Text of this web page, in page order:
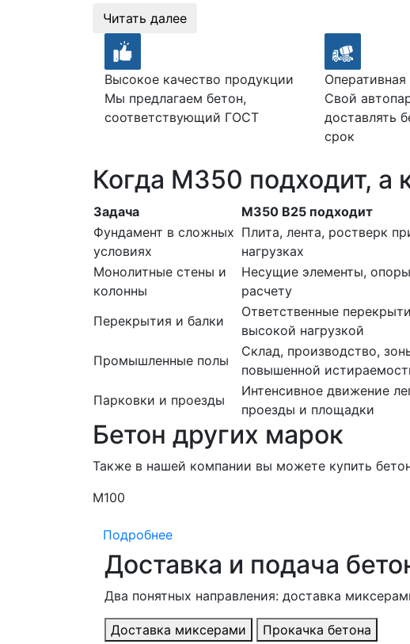
Читать далее
Высокое качество продукции
Мы предлагаем бетон,
соответствующий ГОСТ
Оперативная
Свой
доставлять
срок
Когда М350 подходит, а
Задача М350 В25 подходит
Фундамент в сложных
условиях
Плита, лента, ростверк
нагрузках
Монолитные стены и
колонны
Несущие элементы,
расчету
Перекрытия и балки
Ответственные
высокой нагрузкой
Промышленные полы
Склад, производство,
повышенной
Парковки и проезды
Интенсивное движение
проезды и площадки
Бетон других марок
Также в нашей компании вы можете купить
М100
Подробнее
Доставка и подача
Два понятных направления: доставка
Доставка миксерами Прокачка бетона